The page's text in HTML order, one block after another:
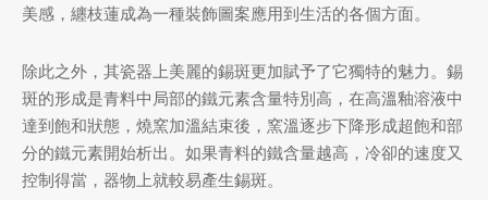
美感，纏枝蓮成為一種裝飾圖案應用到生活的各個方面。
除此之外，其瓷器上美麗的錫斑更加賦予了它獨特的魅力。錫
斑的形成是青料中局部的鐵元素含量特別高，在高溫釉溶液中
達到飽和狀態，燒窯加溫結束後，窯溫逐步下降形成超飽和部
分的鐵元素開始析出。如果青料的鐵含量越高，冷卻的速度又
控制得當，器物上就較易產生錫斑。